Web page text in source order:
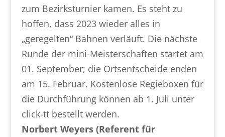
zum Bezirksturnier kamen. Es steht zu
hoffen, dass 2023 wieder alles in
„geregelten“ Bahnen verläuft. Die nächste
Runde der mini-Meisterschaften startet am
01. September; die Ortsentscheide enden
am 15. Februar. Kostenlose Regieboxen für
die Durchführung können ab 1. Juli unter
click-tt bestellt werden.
Norbert Weyers (Referent für